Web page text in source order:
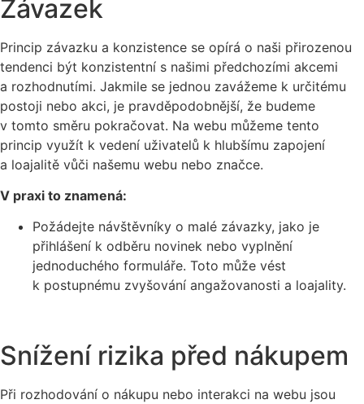
Závazek
Princip závazku a konzistence se opírá o naši přirozenou
tendenci být konzistentní s našimi předchozími akcemi
a rozhodnutími. Jakmile se jednou zavážeme k určitému
postoji nebo akci, je pravděpodobnější, že budeme
v tomto směru pokračovat. Na webu můžeme tento
princip využít k vedení uživatelů k hlubšímu zapojení
a loajalitě vůči našemu webu nebo značce.
V praxi to znamená:
Požádejte návštěvníky o malé závazky, jako je
přihlášení k odběru novinek nebo vyplnění
jednoduchého formuláře. Toto může vést
k postupnému zvyšování angažovanosti a loajality.
Snížení rizika před nákupem
Při rozhodování o nákupu nebo interakci na webu jsou